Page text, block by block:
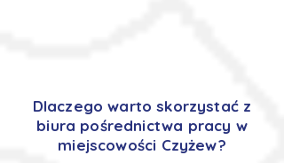
Dlaczego warto skorzystać z
biura pośrednictwa pracy w
miejscowości Czyżew?